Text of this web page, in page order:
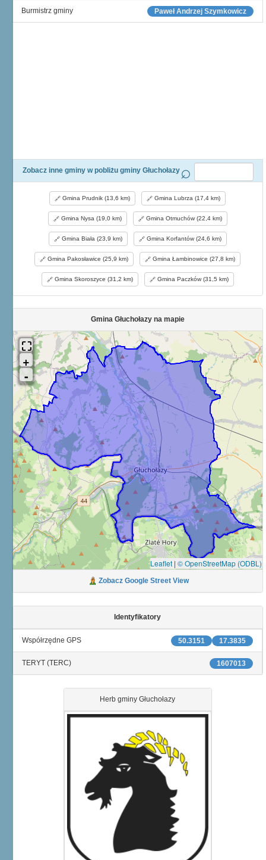
Paweł Andrzej Szymkowicz
Burmistrz gminy
Zobacz inne gminy w pobliżu gminy Głuchołazy
Gmina Prudnik (13,6 km) Gmina Lubrza (17,4 km)
Gmina Nysa (19,0 km) Gmina Otmuchów (22,4 km)
Gmina Biała (23,9 km) Gmina Korfantów (24,6 km)
Gmina Pakosławice (25,9 km) Gmina Łambinowice (27,8 km)
Gmina Skoroszyce (31,2 km) Gmina Paczków (31,5 km)
Gmina Głuchołazy na mapie
Leaflet | © OpenStreetMap (ODBL)
Zobacz Google Street View
Identyfikatory
17.3835
50.3151
Współrzędne GPS
TERYT (TERC) 1607013
Herb gminy Głuchołazy